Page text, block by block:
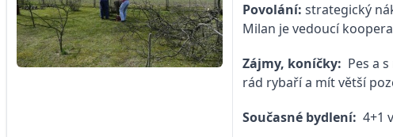
Povolání: strategický
Milan je vedoucí
Zájmy, koníčky: Pes a
rád rybaří a mít větší
Současné bydlení: 4+1